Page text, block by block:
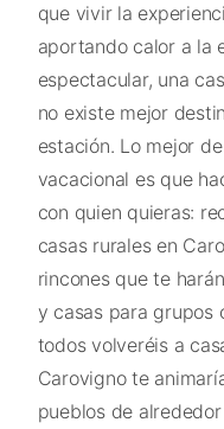
que vivir la
aportando calor a la
espectacular, una
no existe mejor
estación. Lo mejor
vacacional es que
con quien quieras:
casas rurales en
rincones que te
y casas para grupos
todos volveréis a
Carovigno te
pueblos de